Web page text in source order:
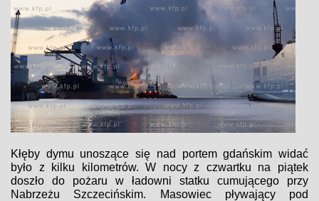
Kłęby dymu unoszące się nad portem gdańskim widać
było z kilku kilometrów. W nocy z czwartku na piątek
doszło do pożaru w ładowni statku cumującego przy
Nabrzeżu Szczecińskim. Masowiec pływający pod